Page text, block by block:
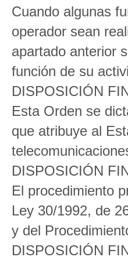
Cuando algunas
operador sean
apartado anterior
función de su
DISPOSICIÓN
Esta Orden se
que atribuye al
DISPOSICIÓN
El procedimiento
Ley 30/1992, de
y del
DISPOSICIÓN